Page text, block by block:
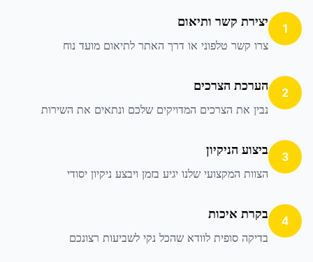
1 יצירת קשר ותיאום
צרו קשר טלפוני או דרך האתר לתיאום מועד נוח
2 הערכת הצרכים
נבין את הצרכים המדויקים שלכם ונתאים את השירות
3 ביצוע הניקיון
הצוות המקצועי שלנו יגיע בזמן ויבצע ניקיון יסודי
4 בקרת איכות
בדיקה סופית לוודא שהכל נקי לשביעות רצונכם